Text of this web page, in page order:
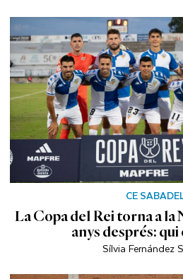
CE
La Copa del Rei torna a la
anys després: qui
Sílvia Fernández